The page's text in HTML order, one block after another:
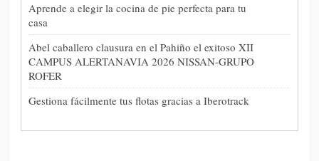
Aprende a elegir la cocina de pie perfecta para tu
casa
Abel caballero clausura en el Pahiño el exitoso XII
CAMPUS ALERTANAVIA 2026 NISSAN-GRUPO
ROFER
Gestiona fácilmente tus flotas gracias a Iberotrack